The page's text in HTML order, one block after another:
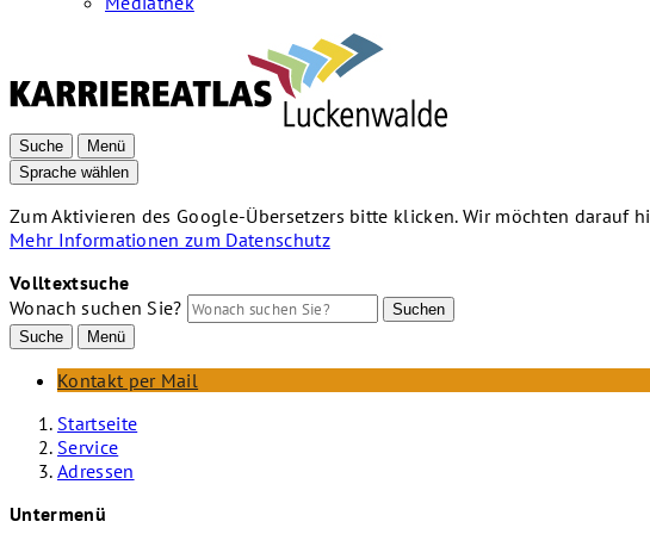
Suche
Menü
Sprache wählen
Zum Aktivieren des Google-Übersetzers bitte klicken. Wir möchten
Mehr Informationen zum Datenschutz
Volltextsuche
Wonach suchen Sie?
Suchen
Suche
Menü
Kontakt per Mail
Startseite
Service
Adressen
Untermenü